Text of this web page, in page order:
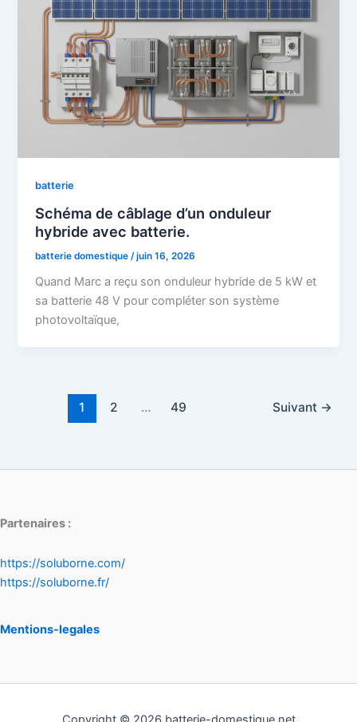
batterie
Schéma de câblage d’un onduleur
hybride avec batterie.
batterie domestique /juin 16, 2026
Quand Marc a reçu son onduleur hybride de 5 kW et
sa batterie 48 V pour compléter son système
photovoltaïque,
1 2 … 49 Suivant →
Partenaires :
https://soluborne.com/
https://soluborne.fr/
Mentions-legales